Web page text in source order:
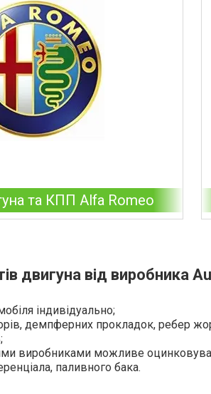
та КПП Alfa Romeo
двигуна від виробника
індивідуально;
демпферних прокладок, ребер
виробниками можливе
паливного бака.